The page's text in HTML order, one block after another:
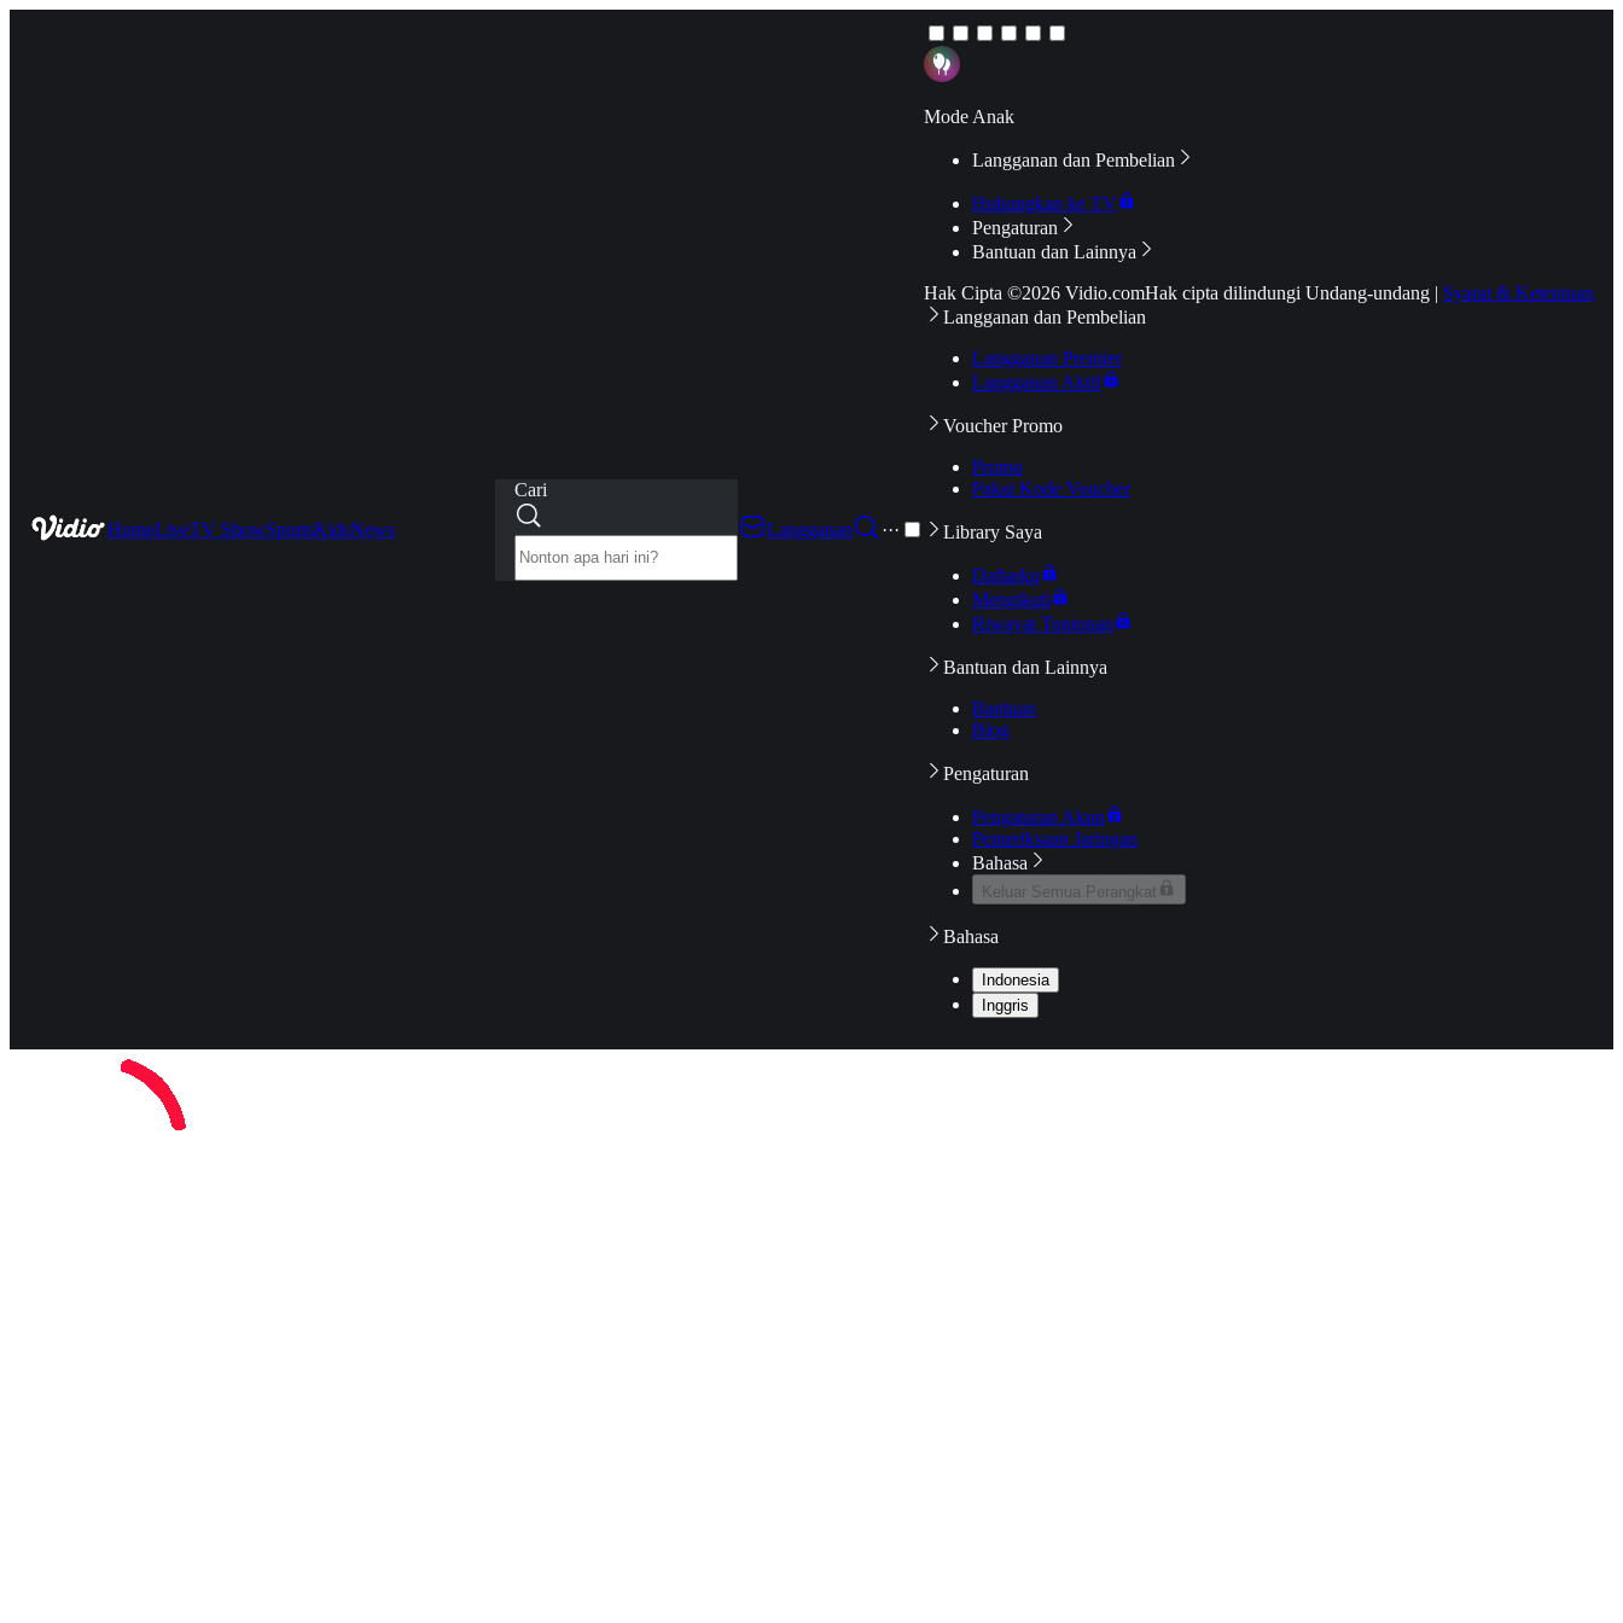
HomeLiveTV ShowSportsKidsNews
Cari
Langganan
···
Mode Anak
Langganan dan Pembelian
Hubungkan ke TV
Pengaturan
Bantuan dan Lainnya
Hak Cipta ©2026 Vidio.comHak cipta dilindungi Undang-undang | Syarat & Ketentuan
Langganan dan Pembelian
Langganan Premier
Langganan Aktif
Voucher Promo
Promo
Pakai Kode Voucher
Library Saya
Daftarku
Mengikuti
Riwayat Tontonan
Bantuan dan Lainnya
Bantuan
Blog
Pengaturan
Pengaturan Akun
Pemeriksaan Jaringan
Bahasa
Keluar Semua Perangkat
Bahasa
Indonesia
Inggris